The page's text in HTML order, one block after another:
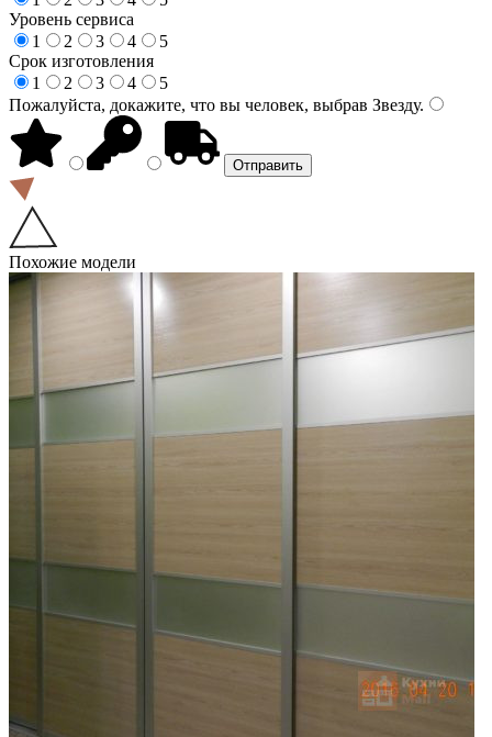
Уровень сервиса
1
2 3 4
5
Срок изготовления
1
2 3 4
5
Пожалуйста, докажите, что вы человек, выбрав Звезду.
Похожие модели